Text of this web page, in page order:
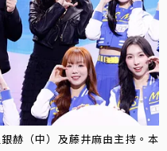
赫（中）及藤井麻由主持。本